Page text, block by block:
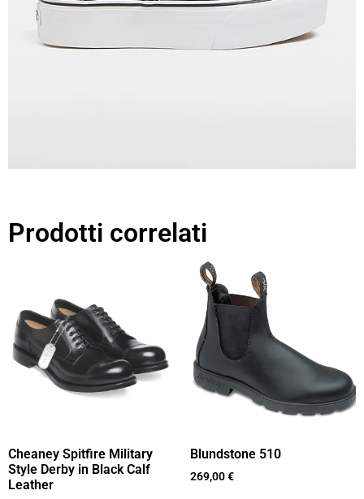
Prodotti correlati
Cheaney Spitfire Military
Style Derby in Black Calf
Leather
Blundstone 510
269,00€